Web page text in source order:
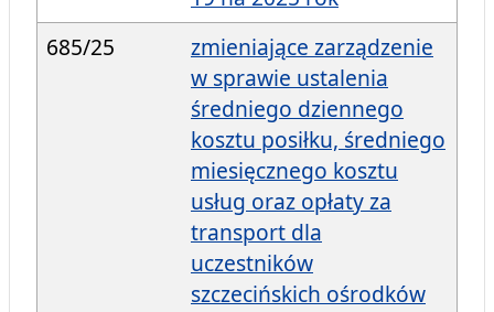
685/25
zmieniające zarządzenie
w sprawie ustalenia
średniego dziennego
kosztu posiłku, średniego
miesięcznego kosztu
usług oraz opłaty za
transport dla
uczestników
szczecińskich ośrodków